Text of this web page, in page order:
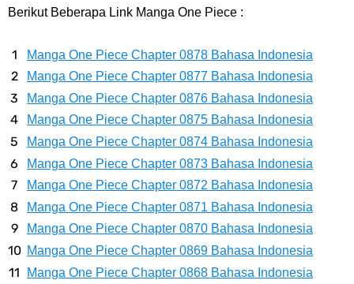
Kamu Termasuk
Arti Bendera Palau, Negara Kepulauan Yang Berada Di Kawasan
Pasifik Barat
Cara Membuat Linktree Instagram, Sangat Mudah Untuk Kamu
Lakukan Sendiri
7 Fakta Gaban One Piece, Orang Yang Telah Memberikan Kunci Borgol
Berikut Beberapa Link Manga One Piece :
Manga One Piece Chapter 0878 Bahasa Indonesia
Manga One Piece Chapter 0877 Bahasa Indonesia
Manga One Piece Chapter 0876 Bahasa Indonesia
Manga One Piece Chapter 0875 Bahasa Indonesia
Manga One Piece Chapter 0874 Bahasa Indonesia
Manga One Piece Chapter 0873 Bahasa Indonesia
Manga One Piece Chapter 0872 Bahasa Indonesia
Manga One Piece Chapter 0871 Bahasa Indonesia
Manga One Piece Chapter 0870 Bahasa Indonesia
Manga One Piece Chapter 0869 Bahasa Indonesia
Manga One Piece Chapter 0868 Bahasa Indonesia